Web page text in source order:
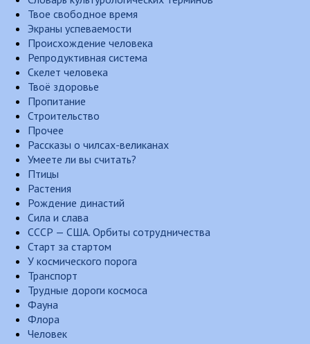
Твое свободное время
Экраны успеваемости
Происхождение человека
Репродуктивная система
Скелет человека
Твоё здоровье
Пропитание
Строительство
Прочее
Рассказы о чилсах-великанах
Умеете ли вы считать?
Птицы
Растения
Рождение династий
Сила и слава
СССР — США. Орбиты сотрудничества
Старт за стартом
У космического порога
Транспорт
Трудные дороги космоса
Фауна
Флора
Человек